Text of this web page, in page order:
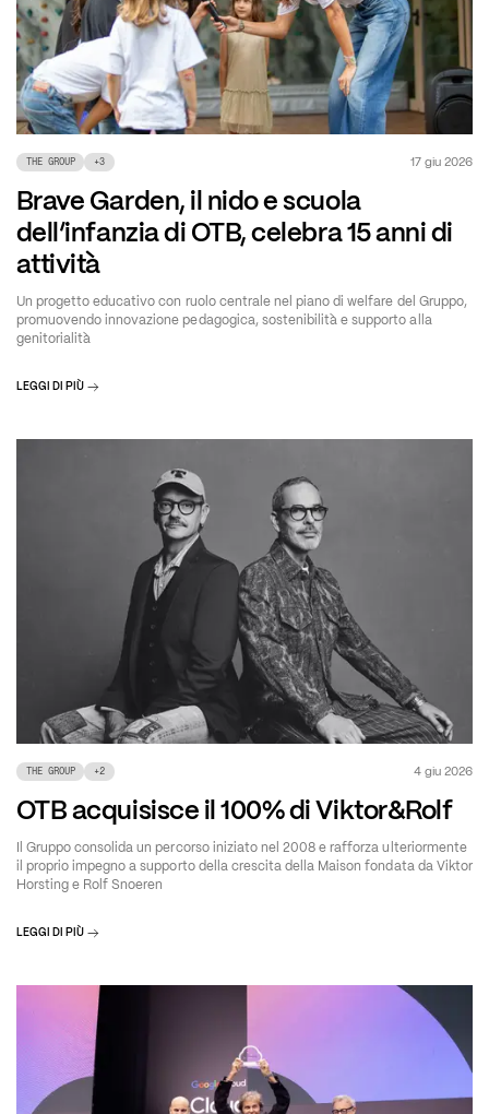
THE GROUP +3 17 giu 2026
Brave Garden, il nido e scuola
dell’infanzia di OTB, celebra 15 anni di
attività
Un progetto educativo con ruolo centrale nel piano di welfare del Gruppo,
promuovendo innovazione pedagogica, sostenibilità e supporto alla
genitorialità
LEGGI DI PIÙ
THE GROUP +2 4 giu 2026
OTB acquisisce il 100% di Viktor&Rolf
Il Gruppo consolida un percorso iniziato nel 2008 e rafforza ulteriormente
il proprio impegno a supporto della crescita della Maison fondata da Viktor
Horsting e Rolf Snoeren
LEGGI DI PIÙ